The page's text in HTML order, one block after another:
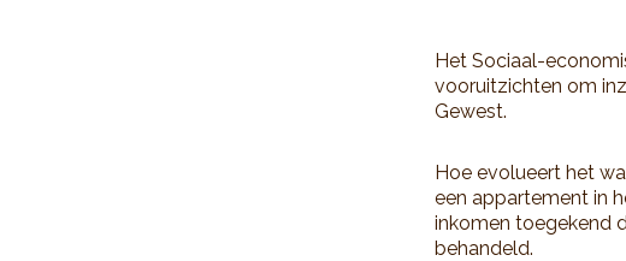
Het Sociaal-
vooruitzichten om
Gewest.
Hoe evolueert het
een appartement in
inkomen toegekend
behandeld.